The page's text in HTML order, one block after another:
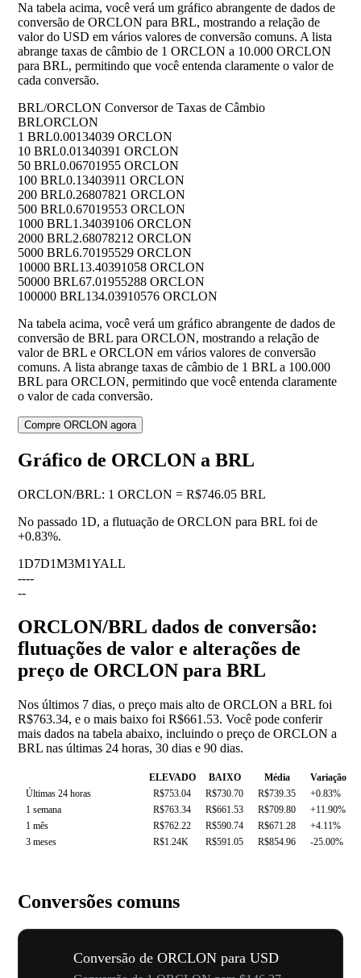
Na tabela acima, você verá um gráfico abrangente de dados de
conversão de ORCLON para BRL, mostrando a relação de
valor do USD em vários valores de conversão comuns. A lista
abrange taxas de câmbio de 1 ORCLON a 10.000 ORCLON
para BRL, permitindo que você entenda claramente o valor de
cada conversão.
BRL/ORCLON Conversor de Taxas de Câmbio
BRLORCLON
1 BRL0.00134039 ORCLON
10 BRL0.01340391 ORCLON
50 BRL0.06701955 ORCLON
100 BRL0.13403911 ORCLON
200 BRL0.26807821 ORCLON
500 BRL0.67019553 ORCLON
1000 BRL1.34039106 ORCLON
2000 BRL2.68078212 ORCLON
5000 BRL6.70195529 ORCLON
10000 BRL13.40391058 ORCLON
50000 BRL67.01955288 ORCLON
100000 BRL134.03910576 ORCLON
Na tabela acima, você verá um gráfico abrangente de dados de
conversão de BRL para ORCLON, mostrando a relação de
valor de BRL e ORCLON em vários valores de conversão
comuns. A lista abrange taxas de câmbio de 1 BRL a 100.000
BRL para ORCLON, permitindo que você entenda claramente
o valor de cada conversão.
Compre ORCLON agora
Gráfico de ORCLON a BRL
ORCLON/BRL: 1 ORCLON = R$746.05 BRL
No passado 1D, a flutuação de ORCLON para BRL foi de
+0.83%.
1D7D1M3M1YALL
----
--
ORCLON/BRL dados de conversão:
flutuações de valor e alterações de
preço de ORCLON para BRL
Nos últimos 7 dias, o preço mais alto de ORCLON a BRL foi
R$763.34, e o mais baixo foi R$661.53. Você pode conferir
mais dados na tabela abaixo, incluindo o preço de ORCLON a
BRL nas últimas 24 horas, 30 dias e 90 dias.
ELEVADO BAIXO Média
Variação
Últimas 24 horas
R$753.04 R$730.70 R$739.35
+0.83%
1 semana
R$763.34 R$661.53 R$709.80
+11.90%
1 mês
R$762.22 R$590.74 R$671.28
+4.11%
3 meses
R$1.24K R$591.05 R$854.96 -25.00%
Conversões comuns
Conversão de ORCLON para USD